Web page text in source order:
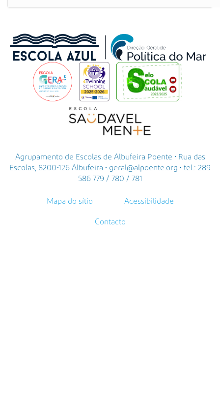
Agrupamento de Escolas de Albufeira Poente • Rua das
Escolas, 8200-126 Albufeira • geral@alpoente.org • tel.: 289
586 779 / 780 / 781
Mapa do sítio Acessibilidade
Contacto